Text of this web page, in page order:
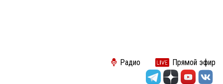
Радио Прямой эфир